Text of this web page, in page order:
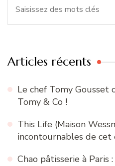
Articles récents
Le chef Tomy Gousset
Tomy & Co !
This Life (Maison
incontournables de cet
Chao pâtisserie à Paris